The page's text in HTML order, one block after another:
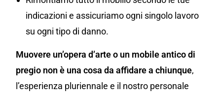
indicazioni e assicuriamo ogni singolo lavoro
su ogni tipo di danno.
Muovere un’opera d’arte o un mobile antico di
pregio non è una cosa da affidare a chiunque,
l’esperienza pluriennale e il nostro personale